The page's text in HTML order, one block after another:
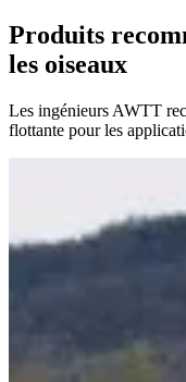
Produits
les oiseaux
Les ingénieurs AWTT
flottante pour les